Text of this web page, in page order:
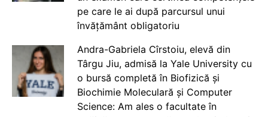
pe care le ai după parcursul unui
învățământ obligatoriu
Andra-Gabriela Cîrstoiu, elevă din
Târgu Jiu, admisă la Yale University cu
o bursă completă în Biofizică și
Biochimie Moleculară și Computer
Science: Am ales o facultate în